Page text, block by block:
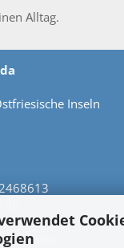
Alltag.
Inseln
Hotline.